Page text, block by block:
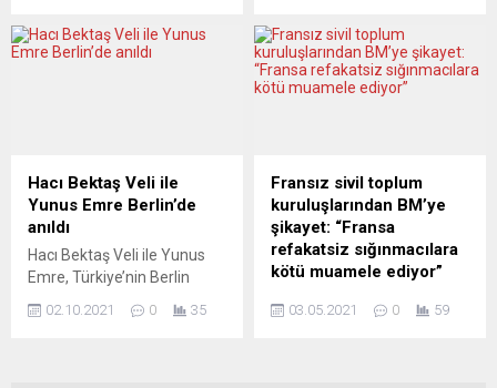
kuruluşlara, AB’nin özerk
AB Konseyi’nden yapılan
yazılı açıklamada, Konsey’in
Mali’ye yönelik yaptırım
silahlandırdığı için ABD’ye
teşekkür etti” ifadesi yer
aldı. Der Postillon portalını
ironik dille yayınlayan Alman
mizah haber portalı Der...
Hacı Bektaş Veli ile
Yunus Emre Berlin’de
anıldı
Hacı Bektaş Veli ile Yunus
Emre, Türkiye’nin Berlin
düzenlenen programda
02.10.2021 0 35
Fransız sivil toplum
kuruluşlarından BM’ye
şikayet: “Fransa
refakatsiz sığınmacılara
kötü muamele ediyor”
kuruluşları, Birleşmiş
03.05.2021 0 59